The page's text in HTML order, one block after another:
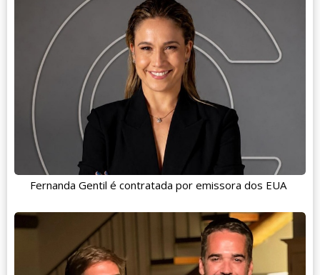
Fernanda Gentil é contratada por emissora dos EUA